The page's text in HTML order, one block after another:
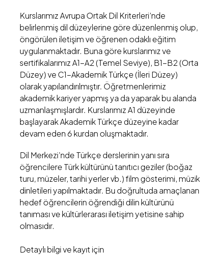
Kurslarımız Avrupa Ortak Dil Kriterleri’nde
belirlenmiş dil düzeylerine göre düzenlenmiş olup,
öngörülen iletişim ve öğrenen odaklı eğitim
uygulanmaktadır. Buna göre kurslarımız ve
sertifikalarımız A1-A2 (Temel Seviye), B1-B2 (Orta
Düzey) ve C1-Akademik Türkçe (İleri Düzey)
olarak yapılandırılmıştır. Öğretmenlerimiz
akademik kariyer yapmış ya da yaparak bu alanda
uzmanlaşmışlardır. Kurslarımız A1 düzeyinde
başlayarak Akademik Türkçe düzeyine kadar
devam eden 6 kurdan oluşmaktadır.
Dil Merkezi’nde Türkçe derslerinin yanı sıra
öğrencilere Türk kültürünü tanıtıcı geziler (boğaz
turu, müzeler, tarihi yerler vb.) film gösterimi, müzik
dinletileri yapılmaktadır. Bu doğrultuda amaçlanan
hedef öğrencilerin öğrendiği dilin kültürünü
tanıması ve kültürlerarası iletişim yetisine sahip
olmasıdır.
Detaylı bilgi ve kayıt için